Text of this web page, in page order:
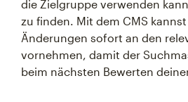
die Zielgruppe verwenden
zu finden. Mit dem CMS
Änderungen sofort an den
vornehmen, damit der
beim nächsten Bewerten